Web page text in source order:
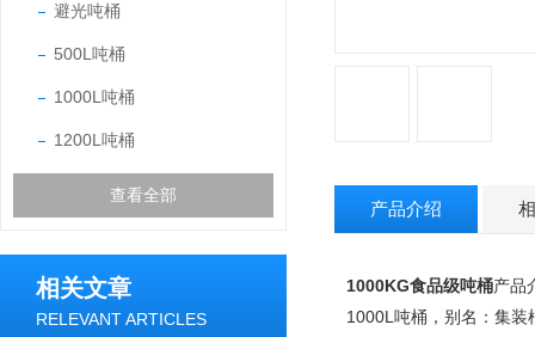
避光吨桶
500L吨桶
1000L吨桶
1200L吨桶
查看全部
相关文章
RELEVANT ARTICLES
产品介绍
1000KG食品级吨桶产品
1000L吨桶，别名：集装